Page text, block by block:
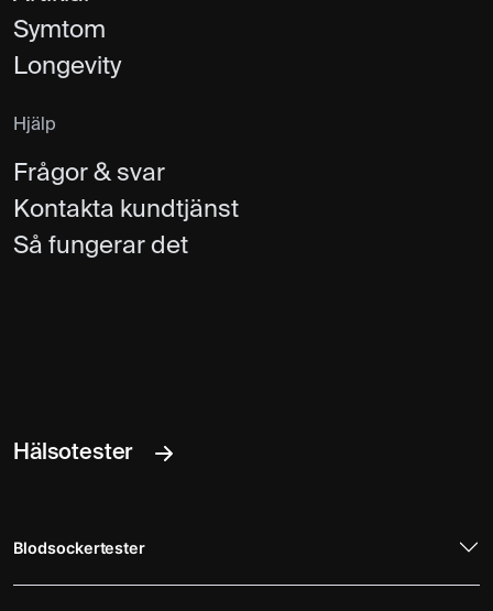
Symtom
Longevity
Hjälp
Frågor & svar
Kontakta kundtjänst
Så fungerar det
Hälsotester
Blodsockertester